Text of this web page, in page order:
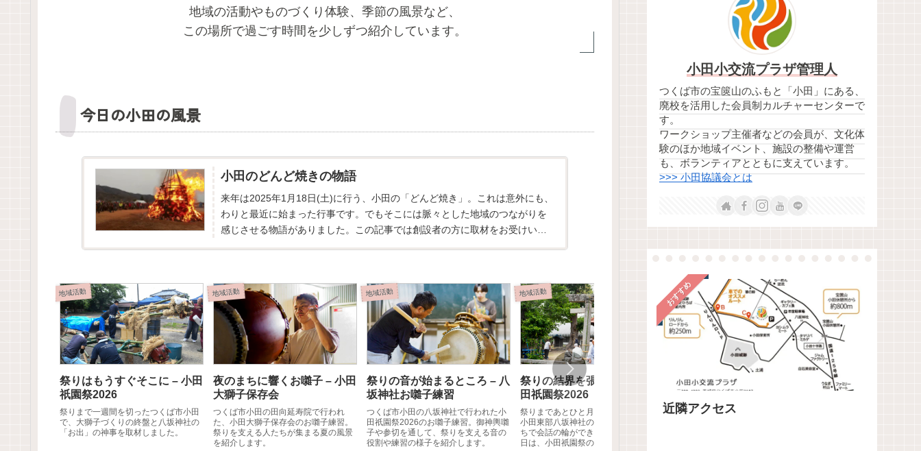
地域の活動やものづくり体験、季節の風景など、
この場所で過ごす時間を少しずつ紹介しています。
今日の小田の風景
小田のどんど焼きの物語
来年は2025年1月18日(土)に行う、小田の「どんど焼き」。これは意外にも、
わりと最近に始まった行事です。でもそこには脈々とした地域のつながりを
感じさせる物語がありました。この記事では創設者の方に取材をお受けいた
地域活動
祭りはもうすぐそこに – 小田
祇園祭2026
祭りまで一週間を切ったつくば市小田
で、大獅子づくりの終盤と八坂神社の
「お出」の神事を取材しました。
地域活動
夜のまちに響くお囃子 – 小田
大獅子保存会
つくば市小田の田向延寿院で行われ
た、小田大獅子保存会のお囃子練習。
祭りを支える人たちが集まる夏の風景
を紹介します。
地域活動
祭りの音が始まるところ – 八
坂神社お囃子練習
つくば市小田の八坂神社で行われた小
田祇園祭2026のお囃子練習。御神輿囃
子や参切を通して、祭りを支える音の
役割や練習の様子を紹介します。
地域活動
祭りの結界を張る(統示) | 小
田祇園祭2026
祭りまであとひと月となる週末の朝、
小田東部八坂神社の境内では、あちこ
ちで会話の輪ができていました。この
日は、小田祇園祭の結界「統示（とう
小田の風景
田植えの季節 – 小田の棚田の
風景
つくば市小田の棚田で田植えの季節を
地域活動
宝篋山、再開拓の
小田小交流プラザ管理人
つくば市の宝篋山のふもと「小田」にある、
廃校を活用した会員制カルチャーセンターで
す。
ワークショップ主催者などの会員が、文化体
験のほか地域イベント、施設の整備や運営
も、ボランティアとともに支えています。
>>> 小田協議会とは
おすすめ
近隣アクセス